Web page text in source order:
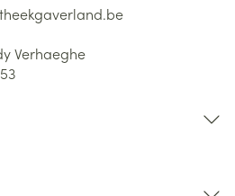
Verhaeghe